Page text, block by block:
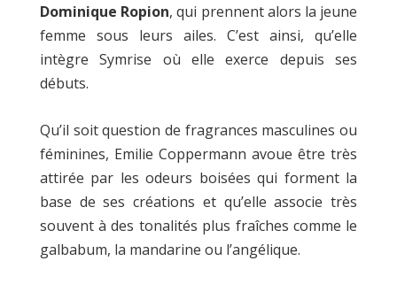
Dominique Ropion, qui prennent alors la jeune
femme sous leurs ailes. C’est ainsi, qu’elle
intègre Symrise où elle exerce depuis ses
débuts.
Qu’il soit question de fragrances masculines ou
féminines, Emilie Coppermann avoue être très
attirée par les odeurs boisées qui forment la
base de ses créations et qu’elle associe très
souvent à des tonalités plus fraîches comme le
galbabum, la mandarine ou l’angélique.